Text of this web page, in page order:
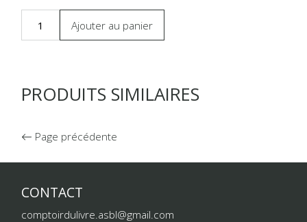
Ajouter au panier
PRODUITS SIMILAIRES
Page précédente
CONTACT
comptoirdulivre.asbl@gmail.com